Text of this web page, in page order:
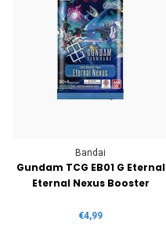
Bandai
Gundam TCG EB01 G Eternal
Eternal Nexus Booster
€4,99